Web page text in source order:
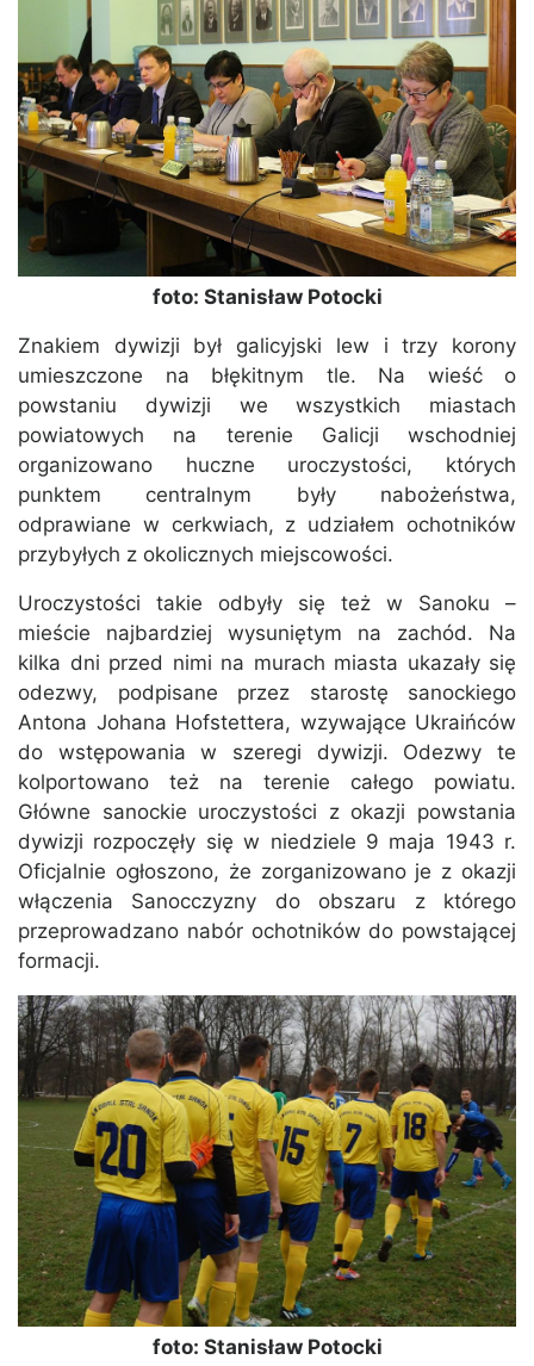
foto: Stanisław Potocki
Znakiem dywizji był galicyjski lew i trzy korony
umieszczone na błękitnym tle. Na wieść o
powstaniu dywizji we wszystkich miastach
powiatowych na terenie Galicji wschodniej
organizowano huczne uroczystości, których
punktem centralnym były nabożeństwa,
odprawiane w cerkwiach, z udziałem ochotników
przybyłych z okolicznych miejscowości.
Uroczystości takie odbyły się też w Sanoku –
mieście najbardziej wysuniętym na zachód. Na
kilka dni przed nimi na murach miasta ukazały się
odezwy, podpisane przez starostę sanockiego
Antona Johana Hofstettera, wzywające Ukraińców
do wstępowania w szeregi dywizji. Odezwy te
kolportowano też na terenie całego powiatu.
Główne sanockie uroczystości z okazji powstania
dywizji rozpoczęły się w niedziele 9 maja 1943 r.
Oficjalnie ogłoszono, że zorganizowano je z okazji
włączenia Sanocczyzny do obszaru z którego
przeprowadzano nabór ochotników do powstającej
formacji.
foto: Stanisław Potocki